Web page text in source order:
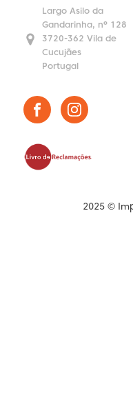
Largo Asilo da
Gandarinha, nº 128
3720-362 Vila de
Cucujães
Portugal
2025 ©